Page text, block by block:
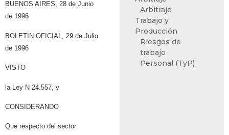
BUENOS AIRES, 28 de Junio
de 1996
BOLETIN OFICIAL, 29 de Julio
de 1996
VISTO
la Ley N 24.557, y
CONSIDERANDO
Que respecto del sector
Arbitraje
Trabajo y
Producción
Riesgos de
trabajo
Personal (TyP)